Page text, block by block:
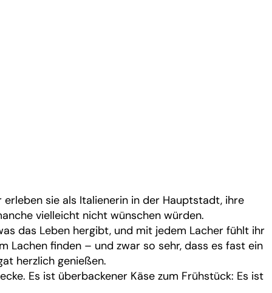
sie als Italienerin in der Hauptstadt, ihre
vielleicht nicht wünschen würden.
das Leben hergibt, und mit jedem Lacher fühlt ihr
Lachen finden – und zwar so sehr, dass es fast ein
herzlich genießen.
Es ist überbackener Käse zum Frühstück: Es ist